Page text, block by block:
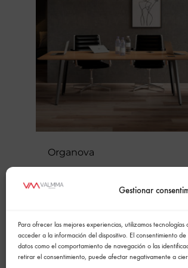
Gestionar
Para ofrecer las mejores experiencias, utilizamos
acceder a la información del dispositivo. El consentimiento
datos como el comportamiento de navegación o las
retirar el consentimiento, puede afectar negativamente a
Organova